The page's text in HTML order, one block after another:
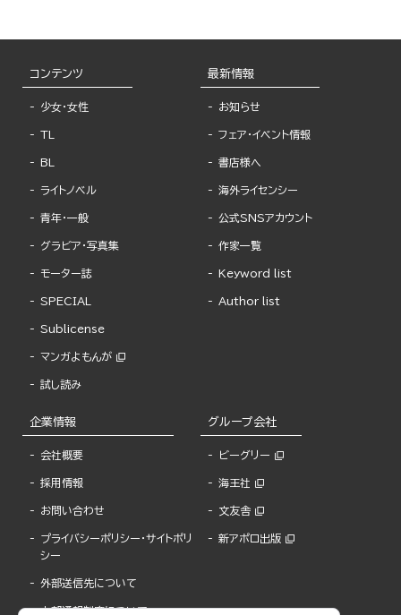
コンテンツ
少女・女性
TL
BL
ライトノベル
青年・一般
グラビア・写真集
モーター誌
SPECIAL
Sublicense
マンガよもんが
試し読み
最新情報
お知らせ
フェア・イベント情報
書店様へ
海外ライセンシー
公式SNSアカウント
作家一覧
Keyword list
Author list
企業情報
会社概要
採用情報
お問い合わせ
プライバシーポリシー・サイトポリ
シー
外部送信先について
内部通報制度について
グループ会社
ビーグリー
海王社
文友舎
新アポロ出版